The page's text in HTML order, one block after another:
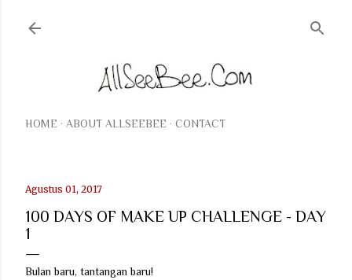
HOME ABOUT ALLSEEBEE CONTACT
Agustus 01, 2017
100 DAYS OF MAKE UP CHALLENGE - DAY
1
Bulan baru, tantangan baru!